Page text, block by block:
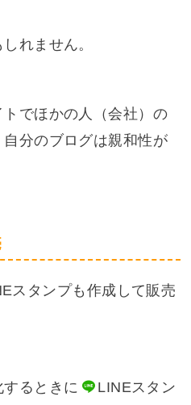
れません。
でほかの人（会社）の
分のブログは親和性が
スタンプも作成して販売
るときに LINEスタン